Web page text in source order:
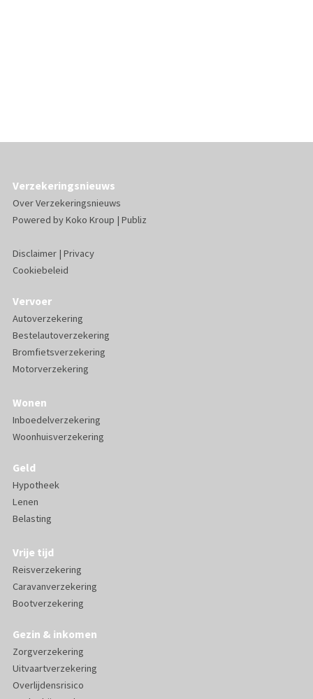
Verzekeringsnieuws
Over Verzekeringsnieuws
Powered byKoko Kroup | Publiz
Disclaimer| Privacy
Cookiebeleid
Vervoer
Autoverzekering
Bestelautoverzekering
Bromfietsverzekering
Motorverzekering
Wonen
Inboedelverzekering
Woonhuisverzekering
Geld
Hypotheek
Lenen
Belasting
Vrije tijd
Reisverzekering
Caravanverzekering
Bootverzekering
Gezin & inkomen
Zorgverzekering
Uitvaartverzekering
Overlijdensrisico